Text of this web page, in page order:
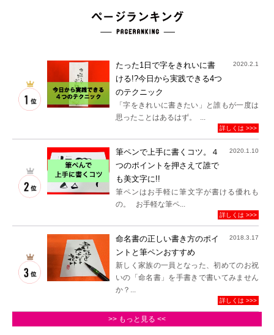
たった1日で字をきれいに書
ける!?今日から実践できる4つ
のテクニック
2020.2.1
「字をきれいに書きたい」と誰もが一度は
思ったことはあるはず。 ...
詳しくは >>>
筆ペンで上手に書くコツ。４
つのポイントを押さえて誰で
も美文字に!!
2020.1.10
筆ペンはお手軽に筆文字が書ける優れも
の。 お手軽な筆ペ...
詳しくは >>>
命名書の正しい書き方のポイ
ントと筆ペンおすすめ
2018.3.17
新しく家族の一員となった、初めてのお祝
いの「命名書」を手書きで書いてみません
か？...
詳しくは >>>
>> もっと見る <<